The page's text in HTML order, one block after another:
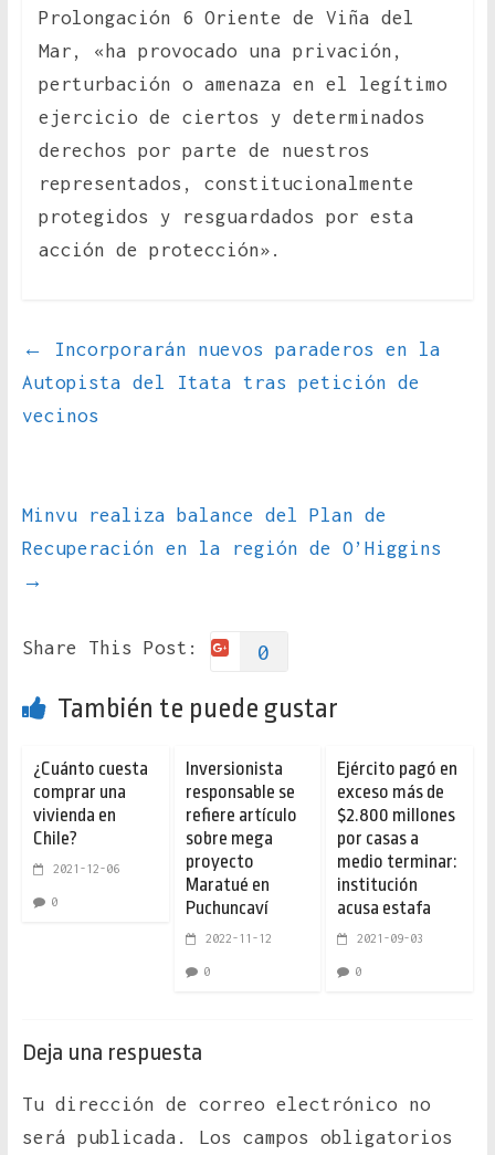
Prolongación 6 Oriente de Viña del
Mar, «ha provocado una privación,
perturbación o amenaza en el legítimo
ejercicio de ciertos y determinados
derechos por parte de nuestros
representados, constitucionalmente
protegidos y resguardados por esta
acción de protección».
←
Incorporarán nuevos paraderos en la
Autopista del Itata tras petición de
vecinos
Minvu realiza balance del Plan de
Recuperación en la región de O’Higgins
→
Share This Post: 0
También te puede gustar
¿Cuánto cuesta
comprar una
vivienda en
Chile?
2021-12-06
0
Inversionista
responsable se
refiere artículo
sobre mega
proyecto
Maratué en
Puchuncaví
2022-11-12
0
Ejército pagó en
exceso más de
$2.800 millones
por casas a
medio terminar:
institución
acusa estafa
2021-09-03
0
Deja una respuesta
Tu dirección de correo electrónico no
será publicada.
Los campos obligatorios